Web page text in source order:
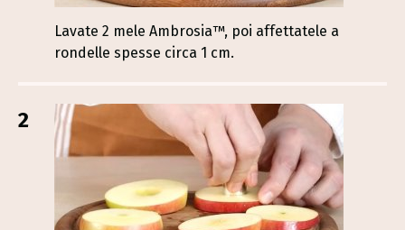
Lavate 2 mele Ambrosia™, poi affettatele a
rondelle spesse circa 1 cm.
2